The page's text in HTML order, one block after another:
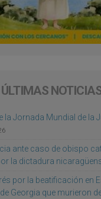
ÚLTIMAS
la Jornada Mundial de la
ante caso de obispo
la dictadura
por la beatificación en
Georgia que murieron